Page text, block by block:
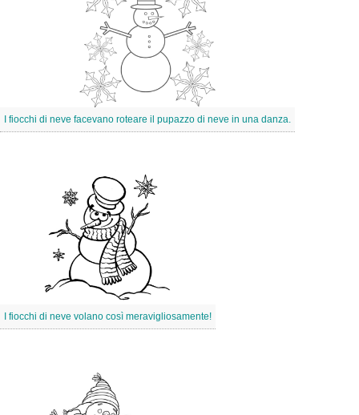
I fiocchi di neve facevano roteare il pupazzo di neve in una danza.
I fiocchi di neve volano così meravigliosamente!